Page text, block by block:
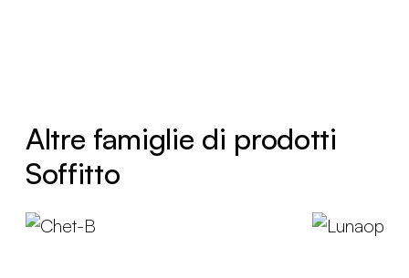
Altre famiglie di prodotti
Soffitto